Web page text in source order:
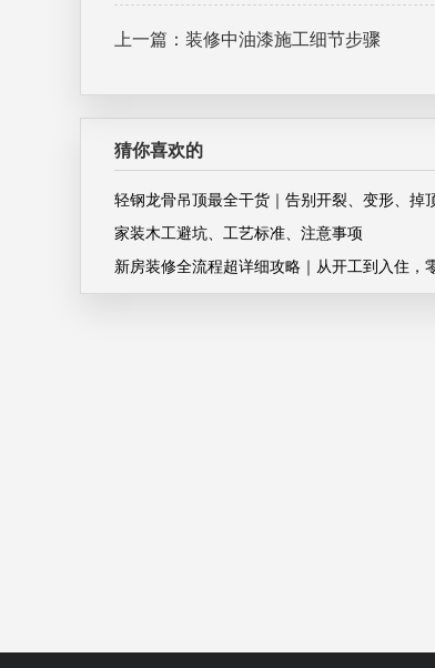
上一篇：装修中油漆施工细节步骤
猜你喜欢的
轻钢龙骨吊顶最全干货｜告别开裂、变形、掉
家装木工避坑、工艺标准、注意事项
新房装修全流程超详细攻略｜从开工到入住，
避坑指南